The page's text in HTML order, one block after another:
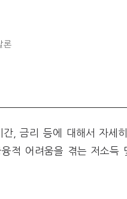
론
, 금리 등에 대해서 자세
적 어려움을 겪는 저소득